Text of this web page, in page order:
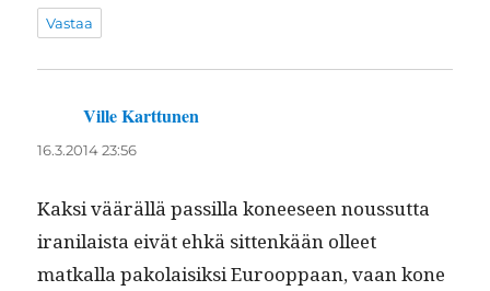
Vastaa
Ville Karttunen
16.3.2014 23:56
Kak­si vääräl­lä pas­sil­la koneeseen nous­sut­ta
irani­laista eivät ehkä sit­tenkään olleet
matkalla pako­laisik­si Euroop­paan, vaan kone